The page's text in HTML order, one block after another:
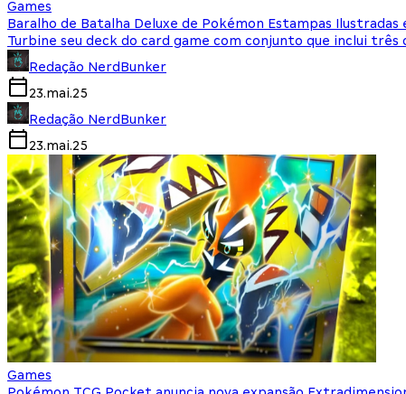
Games
Baralho de Batalha Deluxe de Pokémon Estampas
Turbine seu deck do card game com conjunto que inclui três
Redação NerdBunker
23.mai.25
Redação NerdBunker
23.mai.25
Games